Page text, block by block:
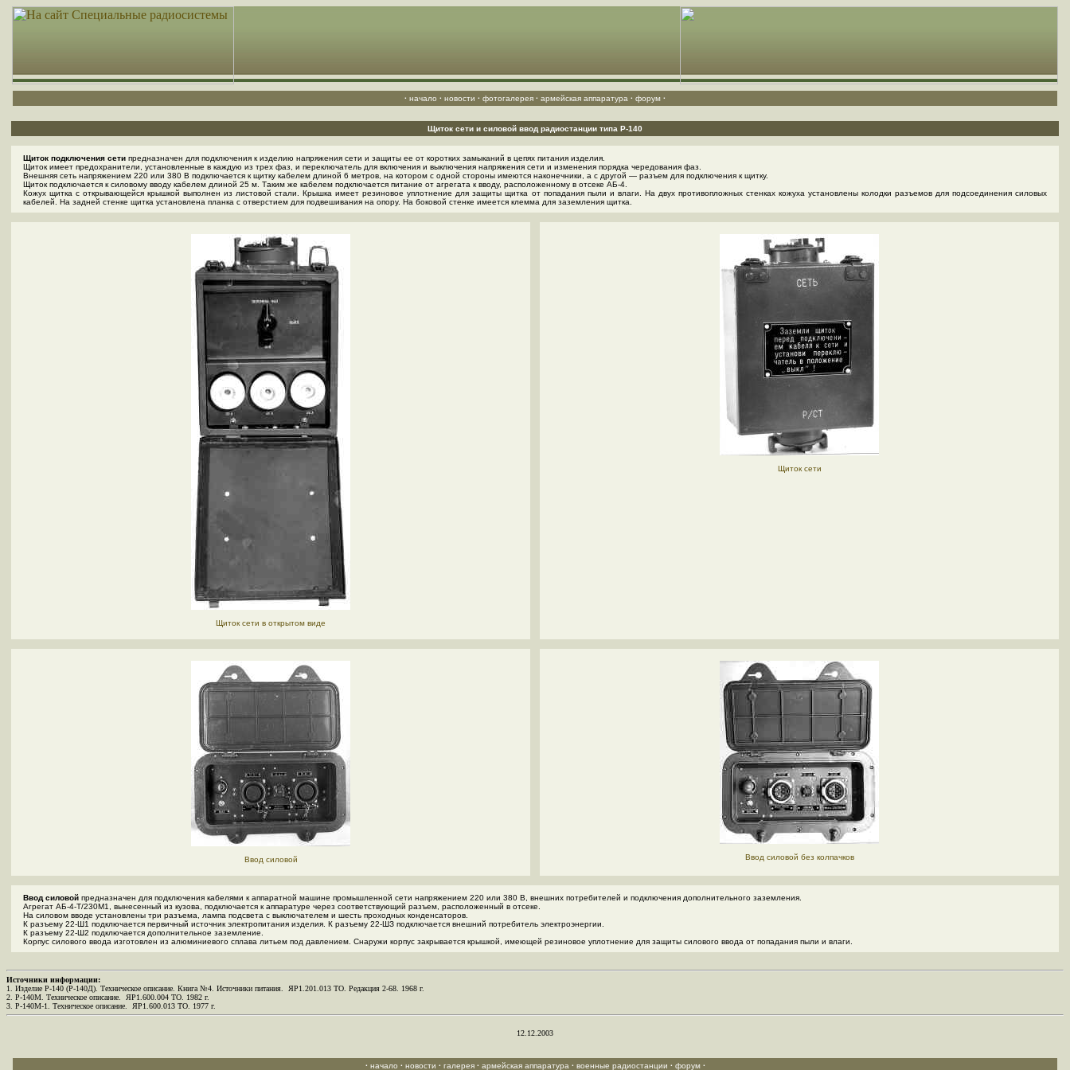
· начало · новости · фотогалерея · армейская аппаратура · форум ·
Щиток сети и силовой ввод радиостанции типа Р-140
Щиток подключения сети предназначен для подключения к изделию напряжения сети и защиты ее от коротких замыканий в цепях питания изделия.
Щиток имеет предохранители, установленные в каждую из трех фаз, и переключатель для включения и выключения напряжения сети и изменения порядка чередования фаз.
Внешняя сеть напряжением 220 или 380 В подключается к щитку кабелем длиной 6 метров, на котором с одной стороны имеются наконечники, а с другой — разъем для подключения к щитку.
Щиток подключается к силовому вводу кабелем длиной 25 м. Таким же кабелем подключается питание от агрегата к вводу, расположенному в отсеке АБ-4.
Кожух щитка с открывающейся крышкой выполнен из листовой стали. Крышка имеет резиновое уплотнение для защиты щитка от попадания пыли и влаги. На двух противопложных стенках кожуха установлены колодки разъемов для подсоединения силовых
кабелей. На задней стенке щитка установлена планка с отверстием для подвешивания на опору. На боковой стенке имеется клемма для заземления щитка.
Щиток сети в открытом виде
Щиток сети
Ввод силовой Ввод силовой без колпачков
Ввод силовой предназначен для подключения кабелями к аппаратной машине промышленной сети напряжением 220 или 380 В, внешних потребителей и подключения дополнительного заземления.
Агрегат АБ-4-Т/230М1, вынесенный из кузова, подключается к аппаратуре через соответствующий разъем, расположенный в отсеке.
На силовом вводе установлены три разъема, лампа подсвета с выключателем и шесть проходных конденсаторов.
К разъему 22-Ш1 подключается первичный источник электропитания изделия. К разъему 22-ШЗ подключается внешний потребитель электроэнергии.
К разъему 22-Ш2 подключается дополнительное заземление.
Корпус силового ввода изготовлен из алюминиевого сплава литьем под давлением. Снаружи корпус закрывается крышкой, имеющей резиновое уплотнение для защиты силового ввода от попадания пыли и влаги.
Источники информации:
1. Изделие Р-140 (Р-140Д). Техническое описание. Книга №4. Источники питания. ЯР1.201.013 ТО. Редакция 2-68. 1968 г.
2. Р-140М. Техническое описание. ЯР1.600.004 ТО. 1982 г.
3. Р-140М-1. Техническое описание. ЯР1.600.013 ТО. 1977 г.
12.12.2003
· начало · новости · галерея · армейская аппаратура · военные радиостанции · форум ·